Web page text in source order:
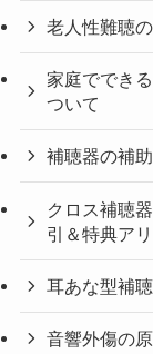
老人性難聴
家庭ででき
ついて
補聴器の補
クロス補聴
引＆特典アリ
耳あな型補
音響外傷の